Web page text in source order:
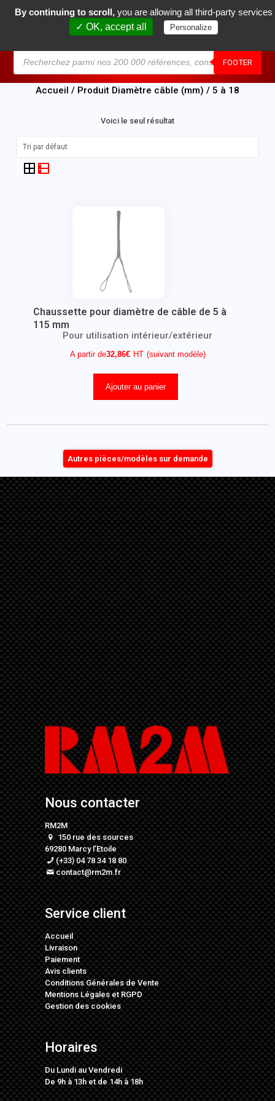
FOOTER
0
Accueil / Produit Diamètre câble (mm) / 5 à 18
Voici le seul résultat
Chaussette pour diamètre de câble de 5 à
115 mm
Pour utilisation intérieur/extérieur
A partir de32,86€ (suivant modèle)
Ajouter au panier
Autres pièces/modèles sur demande
Nous contacter
RM2M
150 rue des sources
69280 Marcy l’Etoile
(+33) 04 78 34 18 80
contact@rm2m.fr
Service client
Accueil
Livraison
Paiement
Avis clients
Conditions Générales de Vente
Mentions LégalesetRGPD
Gestion des cookies
Horaires
Du Lundi au Vendredi
De 9h à 13h et de 14h à 18h
By continuing to scroll, you are allowing all third-party services
✓ OK, accept all
Personalize